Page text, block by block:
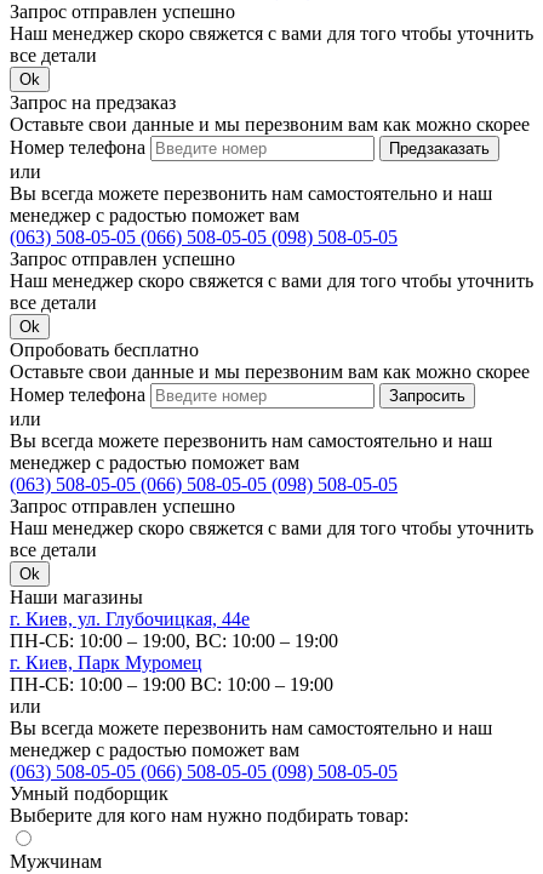
Запрос отправлен успешно
Наш менеджер скоро свяжется с вами для того чтобы уточнить
все детали
Ok
Запрос на предзаказ
Оставьте свои данные и мы перезвоним вам как можно скорее
Номер телефона
Предзаказать
или
Вы всегда можете перезвонить нам самостоятельно и наш
менеджер с радостью поможет вам
(063) 508-05-05 (066) 508-05-05 (098) 508-05-05
Запрос отправлен успешно
Наш менеджер скоро свяжется с вами для того чтобы уточнить
все детали
Ok
Опробовать бесплатно
Оставьте свои данные и мы перезвоним вам как можно скорее
Номер телефона
Запросить
или
Вы всегда можете перезвонить нам самостоятельно и наш
менеджер с радостью поможет вам
(063) 508-05-05 (066) 508-05-05 (098) 508-05-05
Запрос отправлен успешно
Наш менеджер скоро свяжется с вами для того чтобы уточнить
все детали
Ok
Наши магазины
г. Киев, ул. Глубочицкая, 44е
ПН-СБ: 10:00 – 19:00, ВС: 10:00 – 19:00
г. Киев, Парк Муромец
ПН-СБ: 10:00 – 19:00 ВС: 10:00 – 19:00
или
Вы всегда можете перезвонить нам самостоятельно и наш
менеджер с радостью поможет вам
(063) 508-05-05 (066) 508-05-05 (098) 508-05-05
Умный подборщик
Выберите для кого нам нужно подбирать товар:
Мужчинам